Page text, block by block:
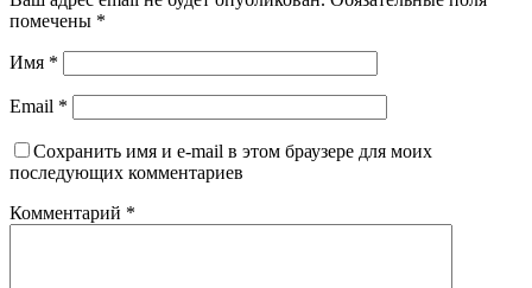
помечены *
Имя *
Email *
Сохранить имя и e-mail в этом браузере для моих
последующих комментариев
Комментарий *